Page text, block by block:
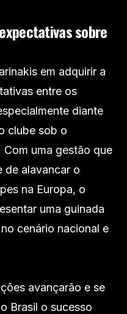
sobre
em adquirir a
entre os
diante
clube sob o
uma gestão que
de alavancar o
na Europa, o
uma guinada
cenário nacional e
avançarão e se
Brasil o sucesso